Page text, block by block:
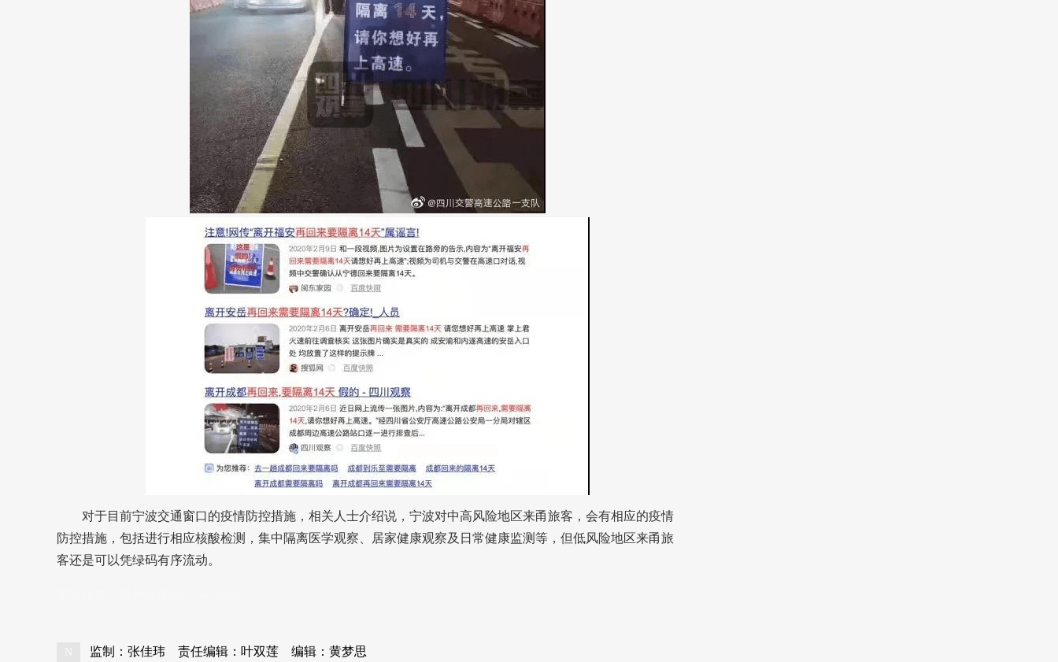
对于目前宁波交通窗口的疫情防控措施，相关人士介绍说，宁波对中高风险地区来甬旅客，会有相应的疫情
防控措施，包括进行相应核酸检测，集中隔离医学观察、居家健康观察及日常健康监测等，但低风险地区来甬旅
客还是可以凭绿码有序流动。
N 监制：张佳玮 责任编辑：叶双莲 编辑：黄梦思